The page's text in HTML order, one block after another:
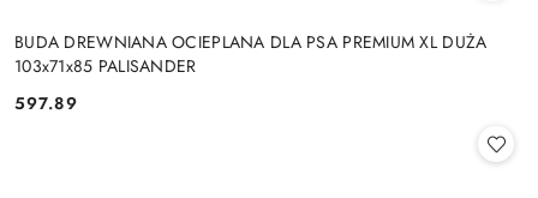
BUDA DREWNIANA OCIEPLANA DLA PSA PREMIUM XL DUŻA
103x71x85 PALISANDER
Cena:
597.89